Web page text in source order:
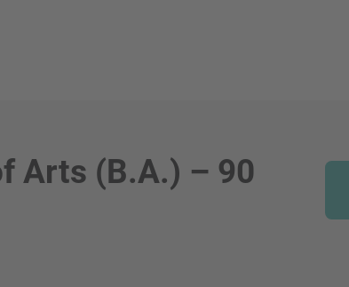
Arts (B.A.) – 90